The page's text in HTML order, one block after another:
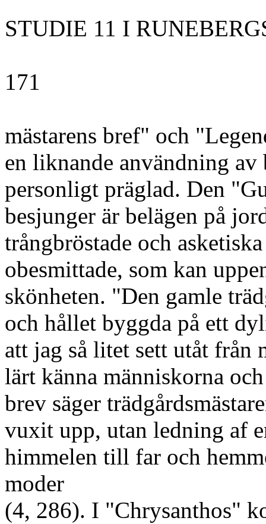
STUDIE 11 I
171
mästarens bref" och
en liknande användning
personligt präglad. Den
besjunger är belägen på
trångbröstade och
obesmittade, som kan
skönheten. "Den gamle
och hållet byggda på ett
att jag så litet sett utåt från
lärt känna människorna
brev säger
vuxit upp, utan ledning af
himmelen till far och
moder
(4, 286). I "Chrysanthos"